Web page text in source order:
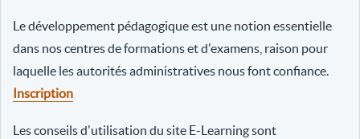
Le développement pédagogique est une notion essentielle
dans nos centres de formations et d'examens, raison pour
laquelle les autorités administratives nous font confiance.
Inscription
Les conseils d'utilisation du site E-Learning sont